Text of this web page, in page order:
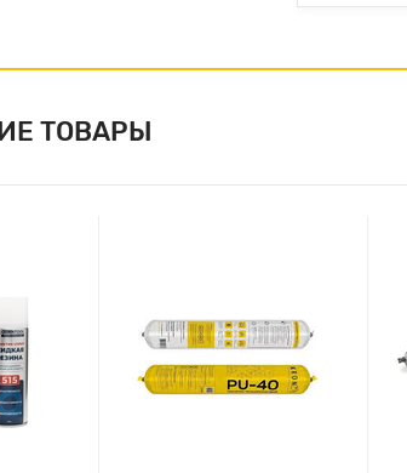
ТОВАРЫ